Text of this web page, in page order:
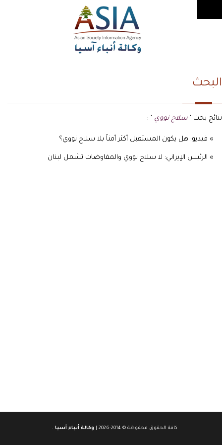
البحث
نتائج بحث ' سلاح نووي ' :
» فيديو: هل يكون المستقبل أكثر أمناً بلا سلاح نووي؟
» الرئيس الإيراني: لا سلاح نووي والمفاوضات تشمل لبنان
كافة الحقوق محفوظة © 2014-2026 | وكالة أنباء آسيا .